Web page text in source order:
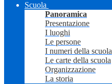
Scuola
Panoramica
Presentazione
I luoghi
Le persone
I numeri della scuola
Le carte della scuola
Organizzazione
La storia